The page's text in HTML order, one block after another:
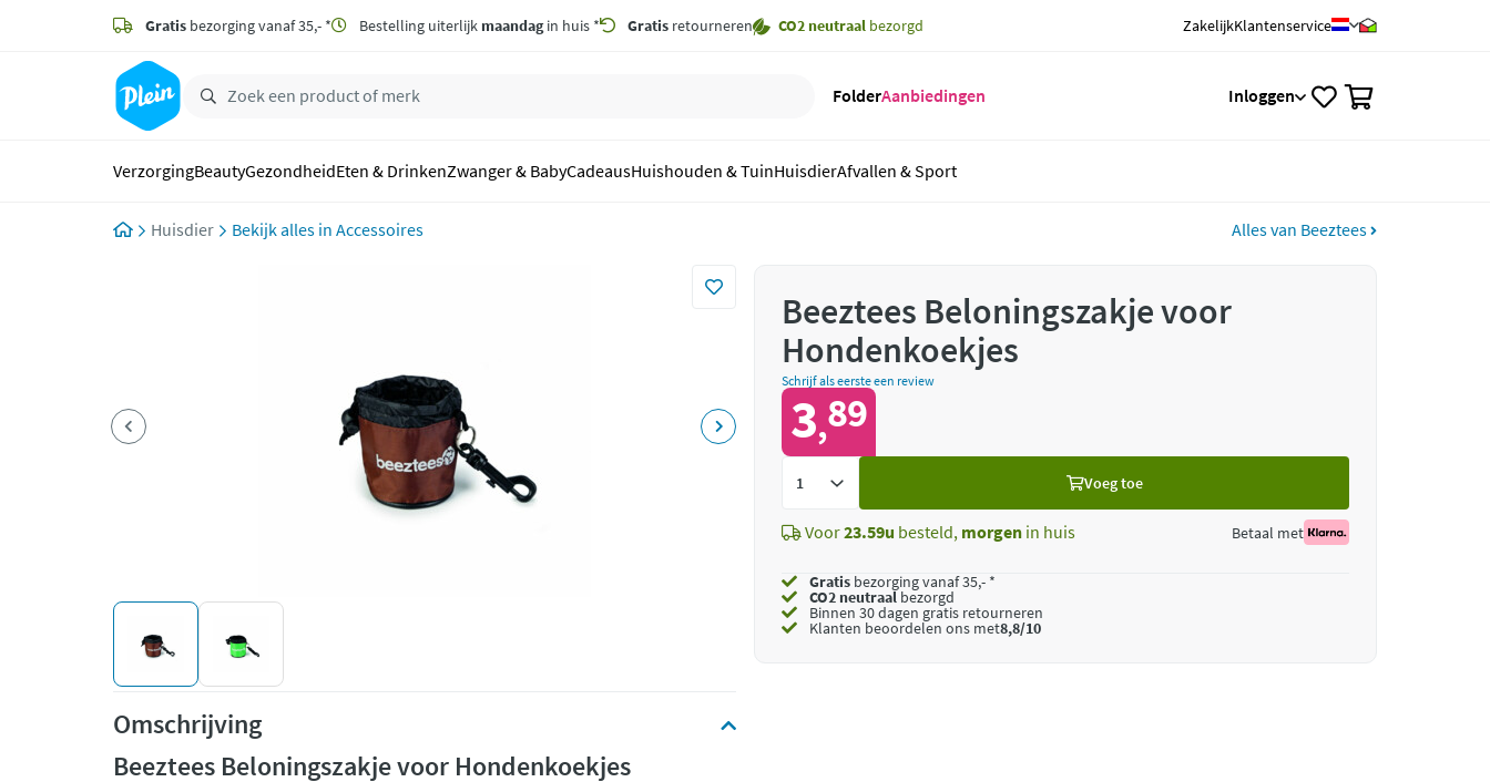
zoeken
hoofdinhoud
Gratis bezorging vanaf 35,- * Bestelling uiterlijk maandagin huis * Gratis retourneren CO2 neutraal bezorgd ZakelijkKlantenservice
FolderAanbiedingen Inloggen
VerzorgingBeautyGezondheidEten & DrinkenZwanger & BabyCadeausHuishouden & TuinHuisdierAfvallen & Sport
Huisdier Accessoires Alles van Beeztees
Omschrijving
Beeztees Beloningszakje voor Hondenkoekjes
Beeztees Beloningszakje voor
Hondenkoekjes
Schrijf als eerste een review
3,89
Voeg toe
Voor23.59u besteld, morgen in huis Betaal met
Gratis bezorging vanaf 35,- *
CO2 neutraalbezorgd
Binnen 30 dagen gratis retourneren
Klanten beoordelen ons met8,8/10